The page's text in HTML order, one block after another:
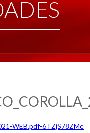
WEB.pdf-6TZjS78ZMe